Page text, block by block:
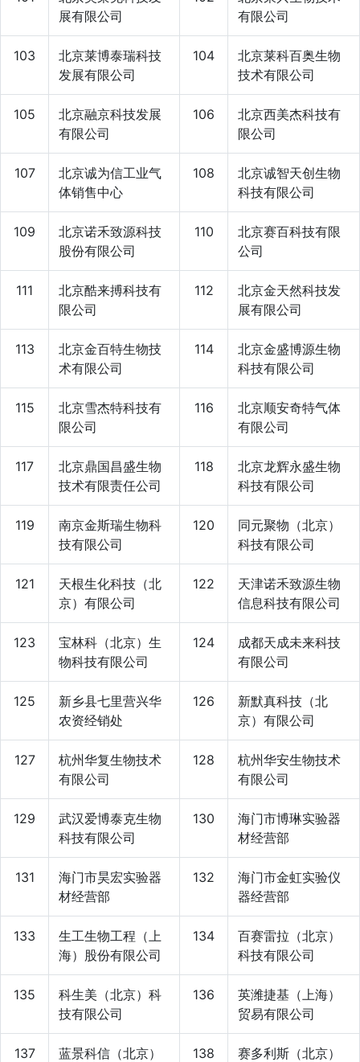
展有限公司
有限公司
103
北京莱博泰瑞科技
发展有限公司
104
北京莱科百奥生物
技术有限公司
105
北京融京科技发展
有限公司
106
北京西美杰科技有
限公司
107
北京诚为信工业气
体销售中心
108
北京诚智天创生物
科技有限公司
109
北京诺禾致源科技
股份有限公司
110
北京赛百科技有限
公司
111
北京酷来搏科技有
限公司
112
北京金天然科技发
展有限公司
113
北京金百特生物技
术有限公司
114
北京金盛博源生物
科技有限公司
115
北京雪杰特科技有
限公司
116
北京顺安奇特气体
有限公司
117
北京鼎国昌盛生物
技术有限责任公司
118
北京龙辉永盛生物
科技有限公司
119
南京金斯瑞生物科
技有限公司
120
同元聚物（北京）
科技有限公司
121
天根生化科技（北
京）有限公司
122
天津诺禾致源生物
信息科技有限公司
123
宝林科（北京）生
物科技有限公司
124
成都天成未来科技
有限公司
125
新乡县七里营兴华
农资经销处
126
新默真科技（北
京）有限公司
127
杭州华复生物技术
有限公司
128
杭州华安生物技术
有限公司
129
武汉爱博泰克生物
科技有限公司
130
海门市博琳实验器
材经营部
131
海门市昊宏实验器
材经营部
132
海门市金虹实验仪
器经营部
133
生工生物工程（上
海）股份有限公司
134
百赛雷拉（北京）
科技有限公司
135
科生美（北京）科
技有限公司
136
英潍捷基（上海）
贸易有限公司
137
蓝景科信（北京）
138
赛多利斯（北京）